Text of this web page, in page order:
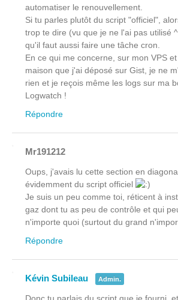
automatiser le renouvellement.
Si tu parles plutôt du script "officiel",
trop te dire (vu que je ne l'ai pas utilisé
qu'il faut aussi faire une tâche cron.
En ce qui me concerne, sur mon VPS
maison que j'ai déposé sur Gist, je ne
rien et je reçois même les logs sur ma
Logwatch !
Répondre
Mr191212
Oups, j'avais lu cette section en
évidemment du script officiel
Je suis un peu comme toi, réticent à
gaz dont tu as peu de contrôle et qui
n'importe quoi (surtout du grand
Répondre
Kévin Subileau Admin.
Donc tu parlais du script que je fourni,